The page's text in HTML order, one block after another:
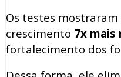
Os testes
crescimento 7x mais
fortalecimento dos